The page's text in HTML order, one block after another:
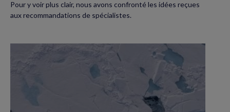
Pour y voir plus clair, nous avons confronté les idées reçues
aux recommandations de spécialistes.